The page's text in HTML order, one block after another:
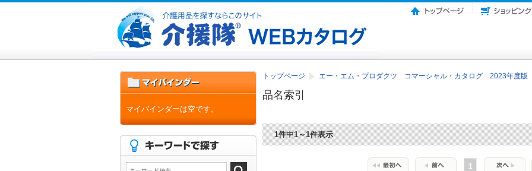
トップページ エー・エム・プロダクツ コマーシャル・カタログ 2023年度版
品名索引
1件中1～1件表示
1
マイバインダーは空です。